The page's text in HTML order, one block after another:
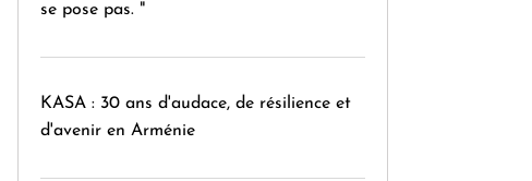
se pose pas. "
KASA : 30 ans d'audace, de résilience et
d'avenir en Arménie